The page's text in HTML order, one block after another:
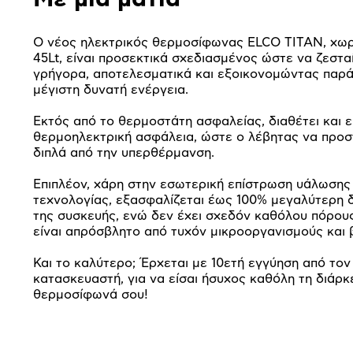
Ο νέος ηλεκτρικός θερμοσίφωνας ELCO TITAN,
45Lt, είναι προσεκτικά σχεδιασμένος ώστε να
γρήγορα, αποτελεσματικά και εξοικονομώντας
μέγιστη δυνατή ενέργεια.
Εκτός από το θερμοστάτη ασφαλείας, διαθέτει και
θερμοηλεκτρική ασφάλεια, ώστε ο λέβητας να
διπλά από την υπερθέρμανση.
Επιπλέον, χάρη στην εσωτερική επίστρωση
τεχνολογίας, εξασφαλίζεται έως 100% μεγαλύτερη
της συσκευής, ενώ δεν έχει σχεδόν καθόλου
είναι απρόσβλητο από τυχόν μικροοργανισμούς και
Και το καλύτερο; Έρχεται με 10ετή εγγύηση από τον
κατασκευαστή, για να είσαι ήσυχος καθόλη τη
θερμοσίφωνά σου!